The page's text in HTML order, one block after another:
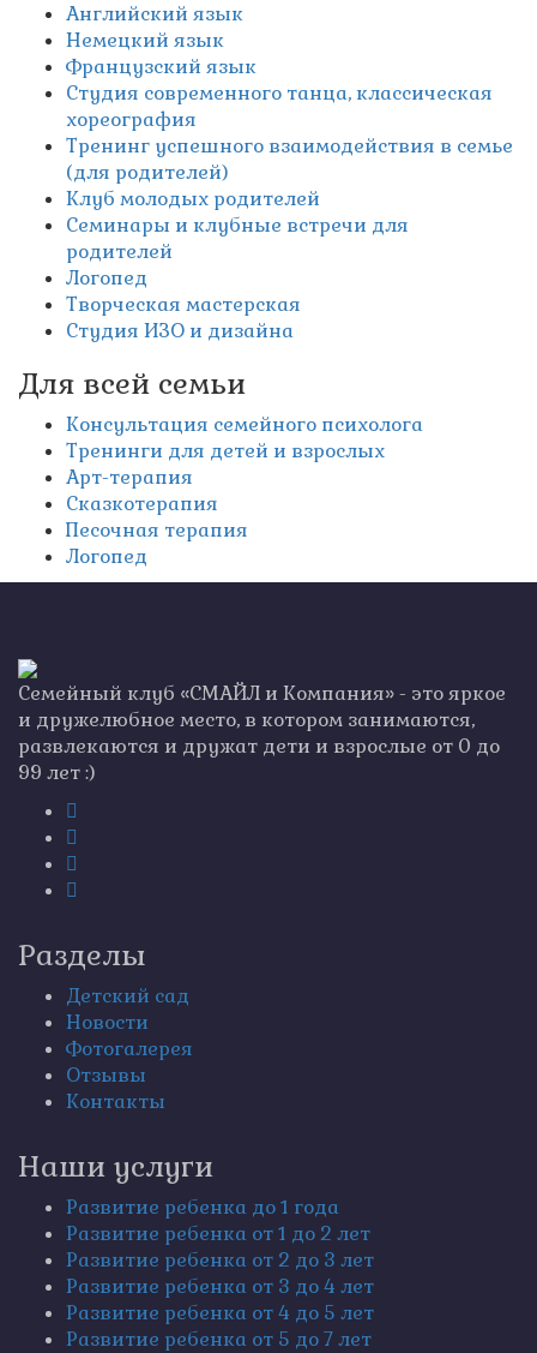
Английский язык
Немецкий язык
Французский язык
Студия современного танца, классическая
хореография
Тренинг успешного взаимодействия в семье
(для родителей)
Клуб молодых родителей
Семинары и клубные встречи для
родителей
Логопед
Творческая мастерская
Студия ИЗО и дизайна
Для всей семьи
Консультация семейного психолога
Тренинги для детей и взрослых
Арт-терапия
Сказкотерапия
Песочная терапия
Логопед
Семейный клуб «СМАЙЛ и Компания» - это яркое
и дружелюбное место, в котором занимаются,
развлекаются и дружат дети и взрослые от 0 до
99 лет :)
Разделы
Детский сад
Новости
Фотогалерея
Отзывы
Контакты
Наши услуги
Развитие ребенка до 1 года
Развитие ребенка от 1 до 2 лет
Развитие ребенка от 2 до 3 лет
Развитие ребенка от 3 до 4 лет
Развитие ребенка от 4 до 5 лет
Развитие ребенка от 5 до 7 лет